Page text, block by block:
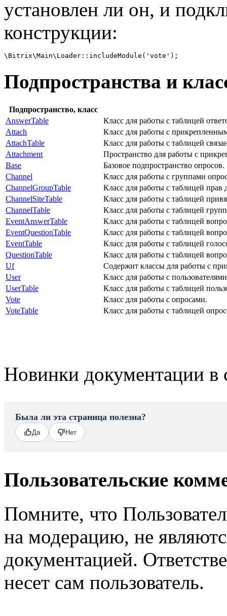
установлен ли он, и
конструкции:
Подпространства и
Подпространство, класс
AnswerTable
Класс для работы с таблицей
Attach
Класс для работы с
AttachTable
Класс для работы с таблицей
Attachment
Пространство для работы с
Base
Базовое подпространство опросов.
Channel
Класс для работы с группами
ChannelGroupTable
Класс для работы с таблицей прав
ChannelSiteTable
Класс для работы с таблицей
ChannelTable
Класс для работы с таблицей
EventAnswerTable
Класс для работы с таблицей
EventQuestionTable
Класс для работы с таблицей
EventTable
Класс для работы с таблицей
QuestionTable
Класс для работы с таблицей
Uf
Содержит классы для работы с
User
Класс для работы с
UserTable
Класс для работы с таблицей
Vote
Класс для работы с опросами.
VoteTable
Класс для работы с таблицей
Новинки документации в
Была ли эта страница полезна?
Да Нет
Пользовательские
Помните, что
на модерацию, не
документацией.
несет сам пользователь.